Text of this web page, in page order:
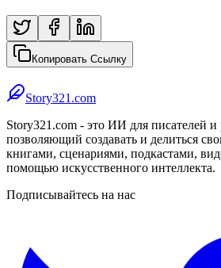
Копировать Ссылку
Story321.com
Story321.com - это ИИ для писателей и
позволяющий создавать и делиться
книгами, сценариями, подкастами,
помощью искусственного интеллекта.
Подписывайтесь на нас